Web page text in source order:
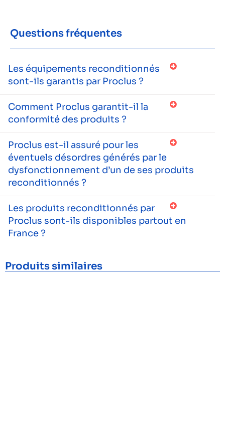
Questions fréquentes
Les équipements reconditionnés
sont-ils garantis par Proclus ?
Comment Proclus garantit-il la
conformité des produits ?
Proclus est-il assuré pour les
éventuels désordres générés par le
dysfonctionnement d’un de ses produits
reconditionnés ?
Les produits reconditionnés par
Proclus sont-ils disponibles partout en
France ?
Produits similaires